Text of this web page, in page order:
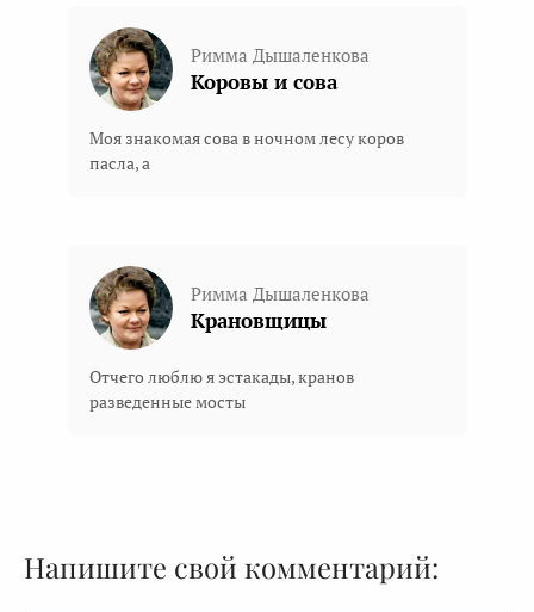
Римма Дышаленкова
Коровы и сова
Моя знакомая сова в ночном лесу коров
пасла, а
Римма Дышаленкова
Крановщицы
Отчего люблю я эстакады, кранов
разведенные мосты
Напишите свой комментарий: